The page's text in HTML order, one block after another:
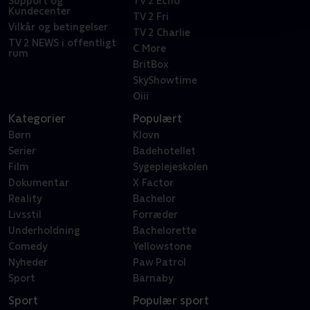
Kundecenter
Vilkår og betingelser
TV 2 NEWS i offentligt
rum
TV 2 Fri
TV 2 Charlie
C More
BritBox
SkyShowtime
Oiii
Kategorier
Børn
Serier
Film
Dokumentar
Reality
Livsstil
Underholdning
Comedy
Nyheder
Sport
Populært
Klovn
Badehotellet
Sygeplejeskolen
X Factor
Bachelor
Forræder
Bachelorette
Yellowstone
Paw Patrol
Barnaby
Sport Populær sport